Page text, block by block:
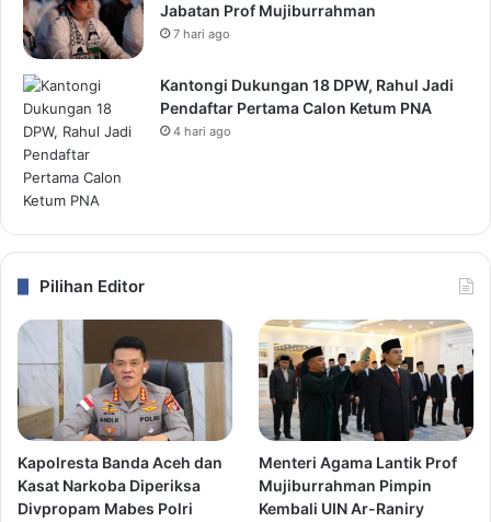
Jabatan Prof Mujiburrahman
7 hari ago
Kantongi Dukungan 18 DPW, Rahul Jadi
Pendaftar Pertama Calon Ketum PNA
4 hari ago
Pilihan Editor
Kapolresta Banda Aceh dan
Kasat Narkoba Diperiksa
Divpropam Mabes Polri
Menteri Agama Lantik Prof
Mujiburrahman Pimpin
Kembali UIN Ar-Raniry